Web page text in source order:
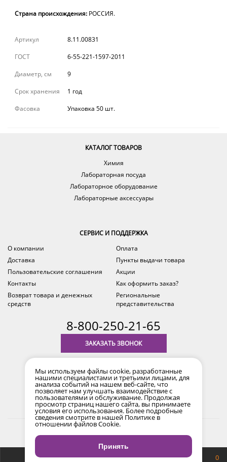
Страна происхождения: РОССИЯ.
Артикул
8.11.00831
ГОСТ
6-55-221-1597-2011
Диаметр, см
9
Срок хранения
1 год
Фасовка
Упаковка 50 шт.
КАТАЛОГ ТОВАРОВ
Химия
Лабораторная посуда
Лабораторное оборудование
Лабораторные аксессуары
СЕРВИС И ПОДДЕРЖКА
О компании
Оплата
Доставка
Пункты выдачи товара
Пользовательские соглашения
Акции
Контакты
Как оформить заказ?
Возврат товара и денежных
средств
Региональные
представительства
8-800-250-21-65
ЗАКАЗАТЬ ЗВОНОК
время по Уфе (MSK+2)
2017-2026 © Все права защищены. Информация сайта
защищена законом об авторских правах.
Продвижение сайта
0
Мы используем файлы cookie, разработанные
нашими специалистами и третьими лицами, для
анализа событий на нашем веб-сайте, что
позволяет нам улучшать взаимодействие с
пользователями и обслуживание. Продолжая
просмотр страниц нашего сайта, вы принимаете
условия его использования. Более подробные
сведения смотрите в нашей Политике в
отношении файлов Cookie.
Принять